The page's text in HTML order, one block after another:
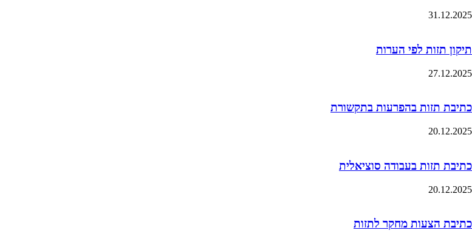
31.12.2025
תיקון תזות לפי הערות
27.12.2025
כתיבת תזות בהפרעות בתקשורת
20.12.2025
כתיבת תזות בעבודה סוציאלית
20.12.2025
כתיבת הצעות מחקר לתזות